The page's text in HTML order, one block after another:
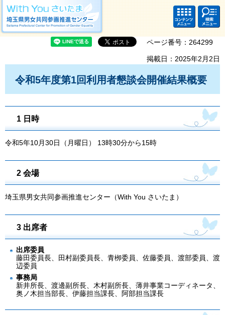
Center for Promotion of Gender Equality
コンテ
ンツメ
ニュー
検索・
共通メ
ニュー
ページ番号：264299
掲載日：2025年2月2日
令和5年度第1回利用者懇談会開催結果概要
1 日時
令和5年10月30日（月曜日） 13時30分から15時
2 会場
埼玉県男女共同参画推進センター（With You さいたま）
3 出席者
出席委員
藤田委員長、田村副委員長、青栁委員、佐藤委員、渡部委員、渡
辺委員
事務局
新井所長、渡邊副所長、木村副所長、薄井事業コーディネータ、
奥ノ木担当部長、伊藤担当課長、阿部担当課長